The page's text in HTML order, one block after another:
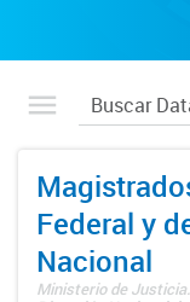
Federal y
Nacional
Ministerio de